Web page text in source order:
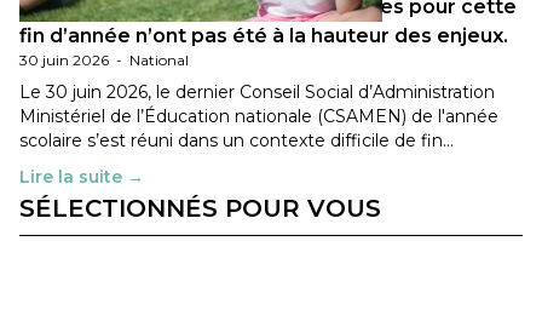
Les décisions ministérielles attendues pour cette
fin d’année n’ont pas été à la hauteur des enjeux.
30 juin 2026 - National
Le 30 juin 2026, le dernier Conseil Social d’Administration
Ministériel de l’Éducation nationale (CSAMEN) de l'année
scolaire s’est réuni dans un contexte difficile de fin…
Lire la suite →
SÉLECTIONNÉS POUR VOUS